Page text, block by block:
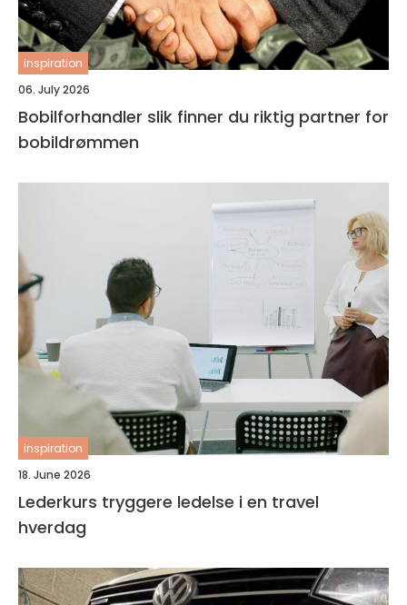
inspiration
06. July 2026
Bobilforhandler slik finner du riktig partner for
bobildrømmen
inspiration
18. June 2026
Lederkurs tryggere ledelse i en travel
hverdag